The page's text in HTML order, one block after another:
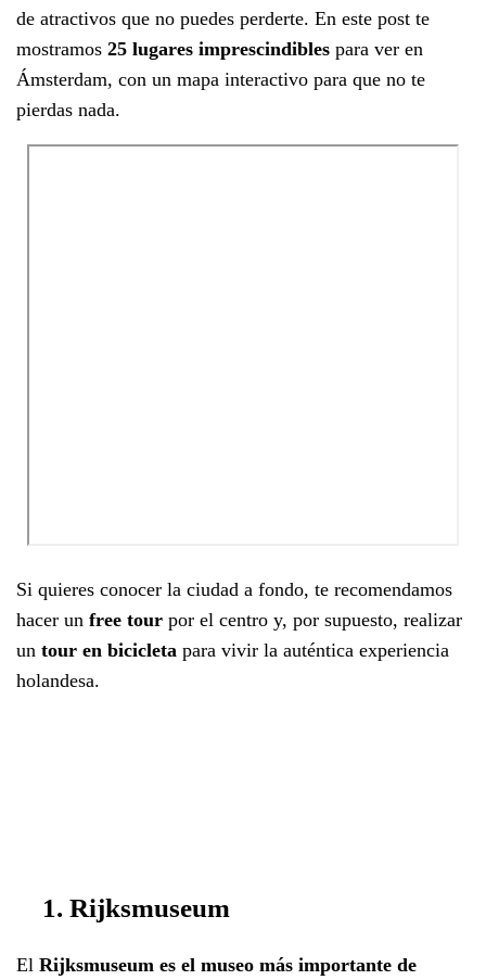
de atractivos que no puedes perderte. En este post te
mostramos 25 lugares imprescindibles para ver en
Ámsterdam, con un mapa interactivo para que no te
pierdas nada.
Si quieres conocer la ciudad a fondo, te recomendamos
hacer un free tour por el centro y, por supuesto, realizar
un tour en bicicleta para vivir la auténtica experiencia
holandesa.
1. Rijksmuseum
El Rijksmuseum es el museo más importante de